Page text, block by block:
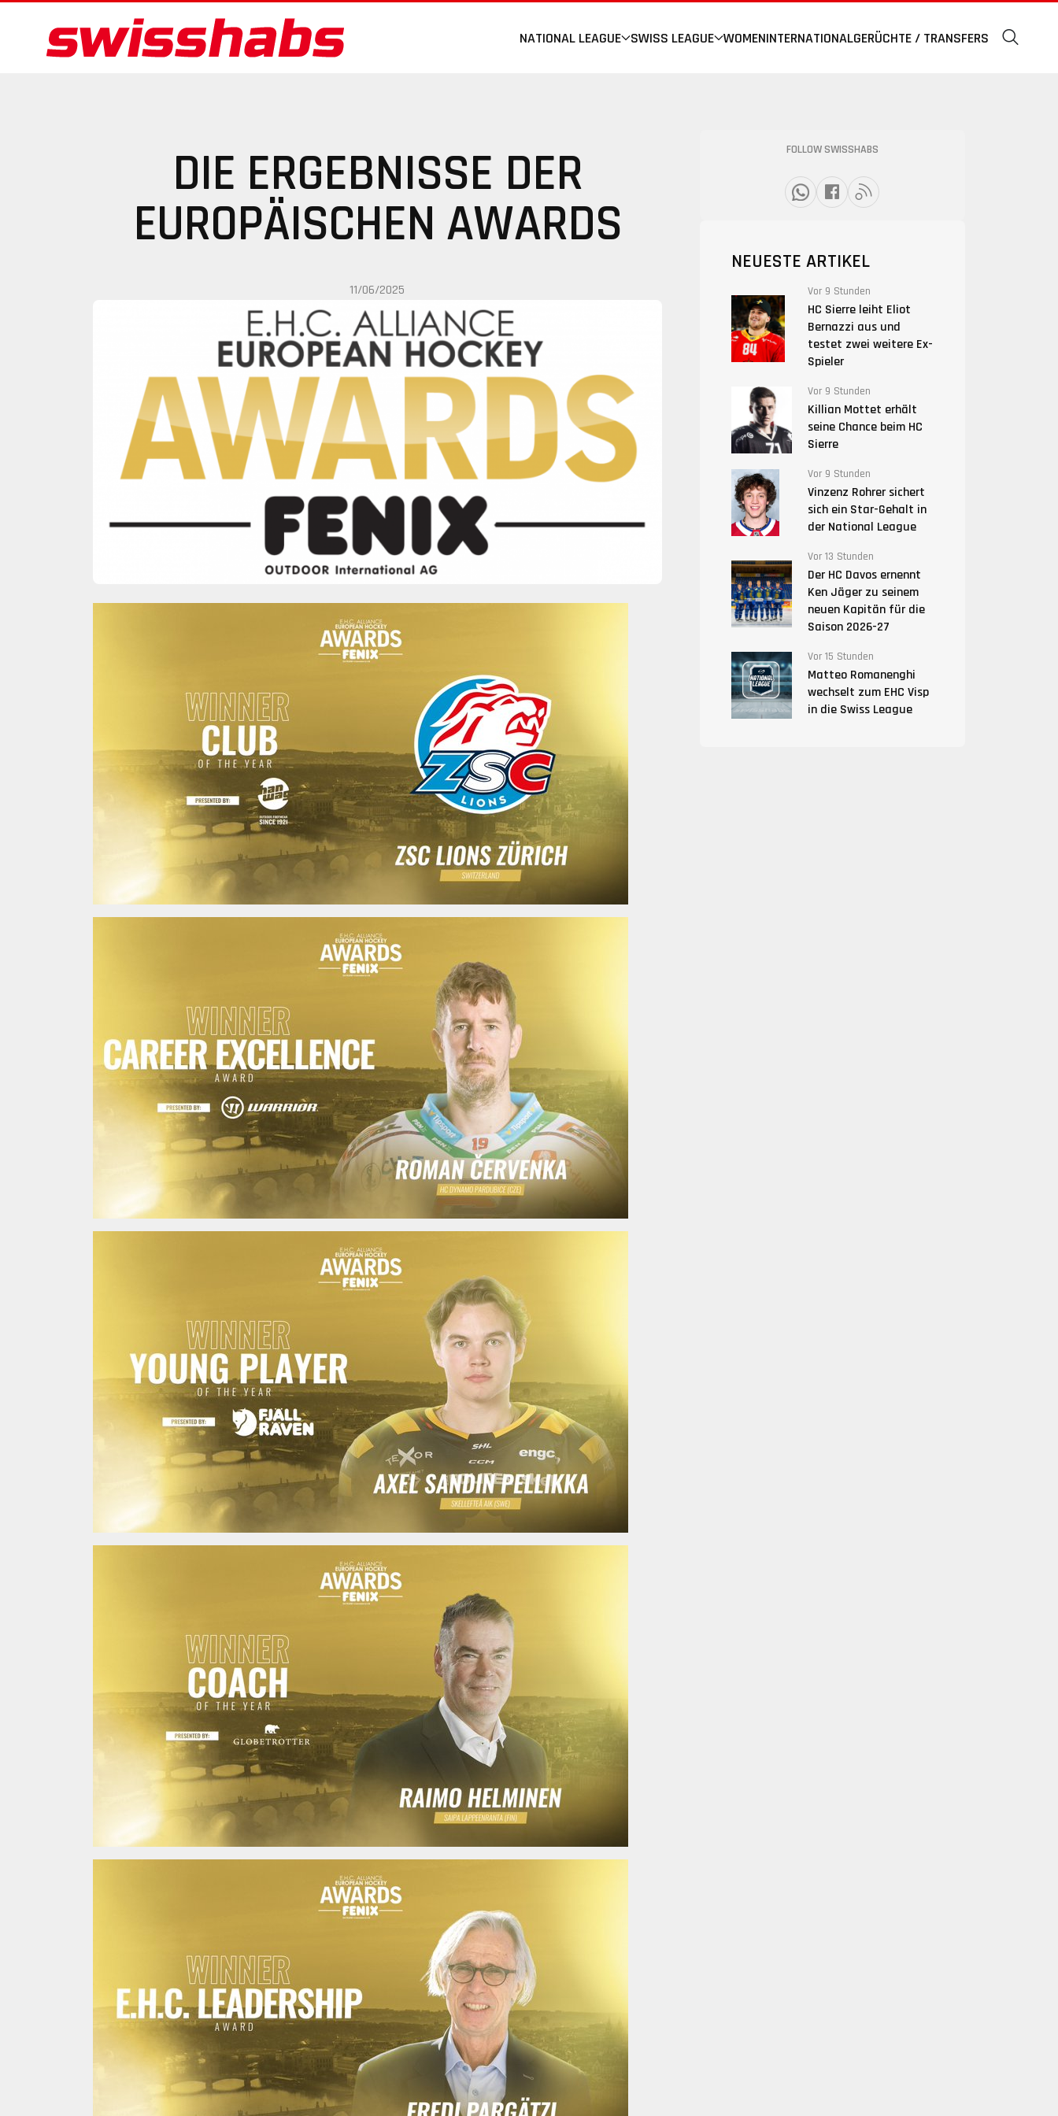
NATIONAL LEAGUE SWISS LEAGUE WOMENINTERNATIONALGERÜCHTE / TRANSFERS
DIE ERGEBNISSE DER
EUROPÄISCHEN AWARDS
11/06/2025
FOLLOW SWISSHABS
NEUESTE ARTIKEL
Vor 9 Stunden
HC Sierre leiht Eliot
Bernazzi aus und
testet zwei weitere Ex-
Spieler
Vor 9 Stunden
Killian Mottet erhält
seine Chance beim HC
Sierre
Vor 9 Stunden
Vinzenz Rohrer sichert
sich ein Star-Gehalt in
der National League
Vor 13 Stunden
Der HC Davos ernennt
Ken Jäger zu seinem
neuen Kapitän für die
Saison 2026-27
Vor 15 Stunden
Matteo Romanenghi
wechselt zum EHC Visp
in die Swiss League